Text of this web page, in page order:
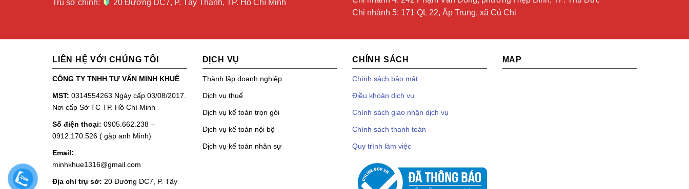
Trụ sở chính: 20 Đường DC7, P. Tây Thạnh, TP. Hồ Chí Minh
Chi nhánh 5: 171 QL 22, Ấp Trung, xã Củ Chi
LIÊN HỆ VỚI CHÚNG TÔI
CÔNG TY TNHH TƯ VẤN MINH KHUÊ
MST: 0314554263 Ngày cấp 03/08/2017.
Nơi cấp Sở TC TP. Hồ Chí Minh
Số điện thoại: 0905.662.238 –
0912.170.526 ( gặp anh Minh)
Email:
minhkhue1316@gmail.com
Địa chỉ trụ sở: 20 Đường DC7, P. Tây
DỊCH VỤ
Thành lập doanh nghiệp
Dịch vụ thuế
Dịch vụ kế toán trọn gói
Dịch vụ kế toán nội bộ
Dịch vụ kế toán nhân sự
CHÍNH SÁCH
Chính sách bảo mật
Điều khoản dịch vụ
Chính sách giao nhận dịch vụ
Chính sách thanh toán
Quy trình làm việc
MAP